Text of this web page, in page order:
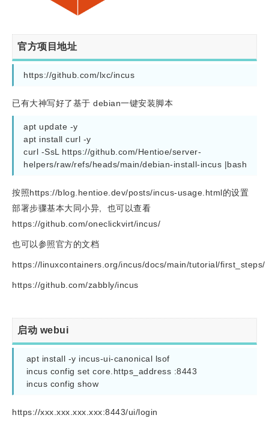
官方项目地址
https://github.com/lxc/incus
已有大神写好了基于 debian一键安装脚本
apt update -y
apt install curl -y
curl -SsL https://github.com/Hentioe/server-
helpers/raw/refs/heads/main/debian-install-incus |bash
按照https://blog.hentioe.dev/posts/incus-usage.html的设置
部署步骤基本大同小异, 也可以查看
https://github.com/oneclickvirt/incus/
也可以参照官方的文档
https://linuxcontainers.org/incus/docs/main/tutorial/first_steps/
https://github.com/zabbly/incus
启动 webui
incus config show
https://xxx.xxx.xxx.xxx:8443/ui/login